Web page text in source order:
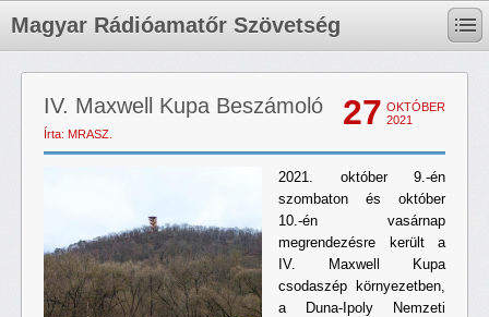
Magyar Rádióamatőr Szövetség
27 OKTÓBER
2021
IV. Maxwell Kupa Beszámoló
Írta: MRASZ.
2021. október 9.-én
szombaton és október
10.-én vasárnap
megrendezésre került a
IV. Maxwell Kupa
csodaszép környezetben,
a Duna-Ipoly Nemzeti